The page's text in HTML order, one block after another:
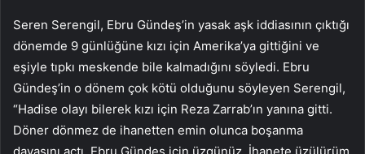
Seren Serengil, Ebru Gündeş’in yasak aşk iddiasının çıktığı
dönemde 9 günlüğüne kızı için Amerika’ya gittiğini ve
eşiyle tıpkı meskende bile kalmadığını söyledi. Ebru
Gündeş’in o dönem çok kötü olduğunu söyleyen Serengil,
“Hadise olayı bilerek kızı için Reza Zarrab’ın yanına gitti.
Döner dönmez de ihanetten emin olunca boşanma